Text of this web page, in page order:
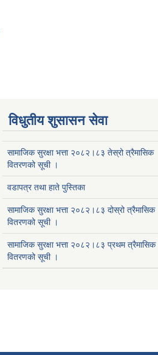
विधुतीय शुसासन सेवा
सामाजिक सुरक्षा भत्ता २०८२।८३ तेस्रो त्रैमासिक
वितरणको सूची ।
वडापत्र तथा हाते पुस्तिका
सामाजिक सुरक्षा भत्ता २०८२।८३ दोस्रो त्रैमासिक
वितरणको सूची ।
सामाजिक सुरक्षा भत्ता २०८२।८३ प्रथम त्रैमासिक
वितरणको सूची ।